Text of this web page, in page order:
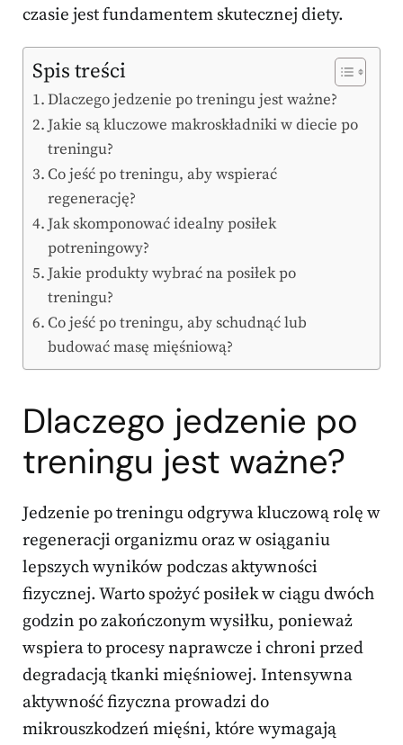
czasie jest fundamentem skutecznej diety.
Spis treści
Dlaczego jedzenie po treningu jest ważne?
Jakie są kluczowe makroskładniki w diecie po
treningu?
Co jeść po treningu, aby wspierać
regenerację?
Jak skomponować idealny posiłek
potreningowy?
Jakie produkty wybrać na posiłek po
treningu?
Co jeść po treningu, aby schudnąć lub
budować masę mięśniową?
Dlaczego jedzenie po
treningu jest ważne?
Jedzenie po treningu odgrywa kluczową rolę w
regeneracji organizmu oraz w osiąganiu
lepszych wyników podczas aktywności
fizycznej. Warto spożyć posiłek w ciągu dwóch
godzin po zakończonym wysiłku, ponieważ
wspiera to procesy naprawcze i chroni przed
degradacją tkanki mięśniowej. Intensywna
aktywność fizyczna prowadzi do
mikrouszkodzeń mięśni, które wymagają